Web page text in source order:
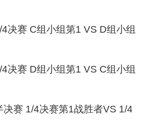
决赛 C组小组第1 VS D组小组
决赛 D组小组第1 VS C组小组
赛 1/4决赛第1战胜者VS 1/4